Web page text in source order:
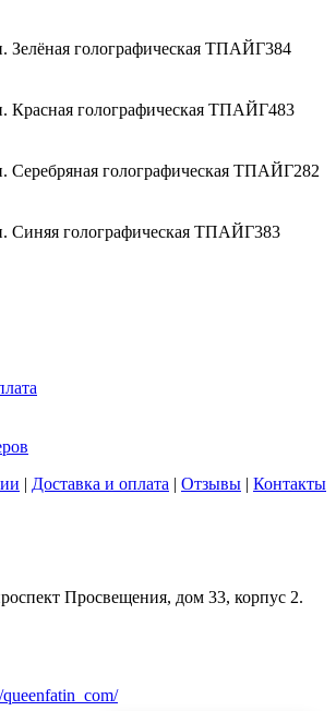
Зелёная голографическая ТПАЙГ384
Красная голографическая ТПАЙГ483
Серебряная голографическая ТПАЙГ282
Синяя голографическая ТПАЙГ383
| Доставка и оплата | Отзывы | Контакты
Просвещения, дом 33, корпус 2.